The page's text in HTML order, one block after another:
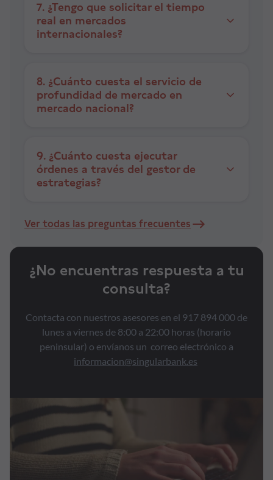
7. ¿Tengo que solicitar el tiempo
real en mercados
internacionales?
8. ¿Cuánto cuesta el servicio de
profundidad de mercado en
mercado nacional?
9. ¿Cuánto cuesta ejecutar
órdenes a través del gestor de
estrategias?
Ver todas las preguntas frecuentes
¿No encuentras respuesta a tu
consulta?
Contacta con nuestros asesores en el 917 894 000 de
lunes a viernes de 8:00 a 22:00 horas (horario
peninsular) o envíanos un correo electrónico a
informacion@singularbank.es